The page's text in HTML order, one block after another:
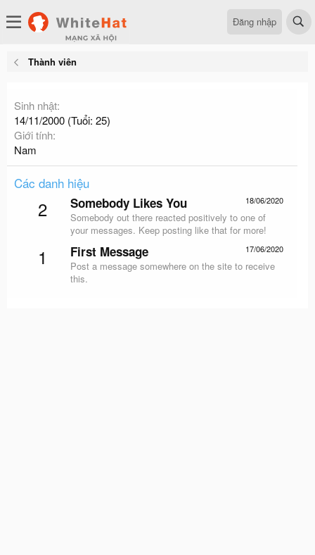
Đăng nhập
Thành viên
Sinh nhật
14/11/2000 (Tuổi: 25)
Giới tính
Nam
Các danh hiệu
2 18/06/2020
Somebody Likes You
Somebody out there reacted positively to one of
your messages. Keep posting like that for more!
1 17/06/2020
First Message
Post a message somewhere on the site to receive
this.